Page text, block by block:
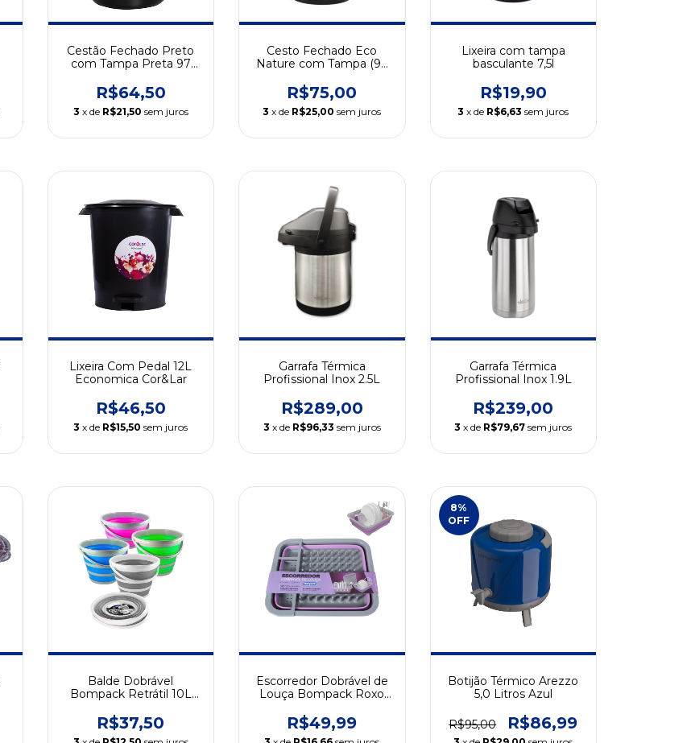
Cestão Fechado Preto
com Tampa Preta 97
R$64,50
3 x de R$21,50 sem juros
Cesto Fechado Eco
Nature com Tampa (93
R$75,00
3 x de R$25,00 sem juros
Lixeira com tampa
basculante 7,5l
R$19,90
3 x de R$6,63 sem juros
Lixeira Com Pedal 12L
Economica Cor&Lar
R$46,50
3 x de R$15,50 sem juros
Garrafa Térmica
Profissional Inox 2.5L
R$289,00
3 x de R$96,33 sem juros
Garrafa Térmica
Profissional Inox 1.9L
R$239,00
3 x de R$79,67 sem juros
Balde Dobrável
Bompack Retrátil 10L
R$37,50
Escorredor Dobrável de
Louça Bompack Roxo
R$49,99
8%
OFF
Botijão Térmico Arezzo
5,0 Litros Azul
R$95,00 R$86,99